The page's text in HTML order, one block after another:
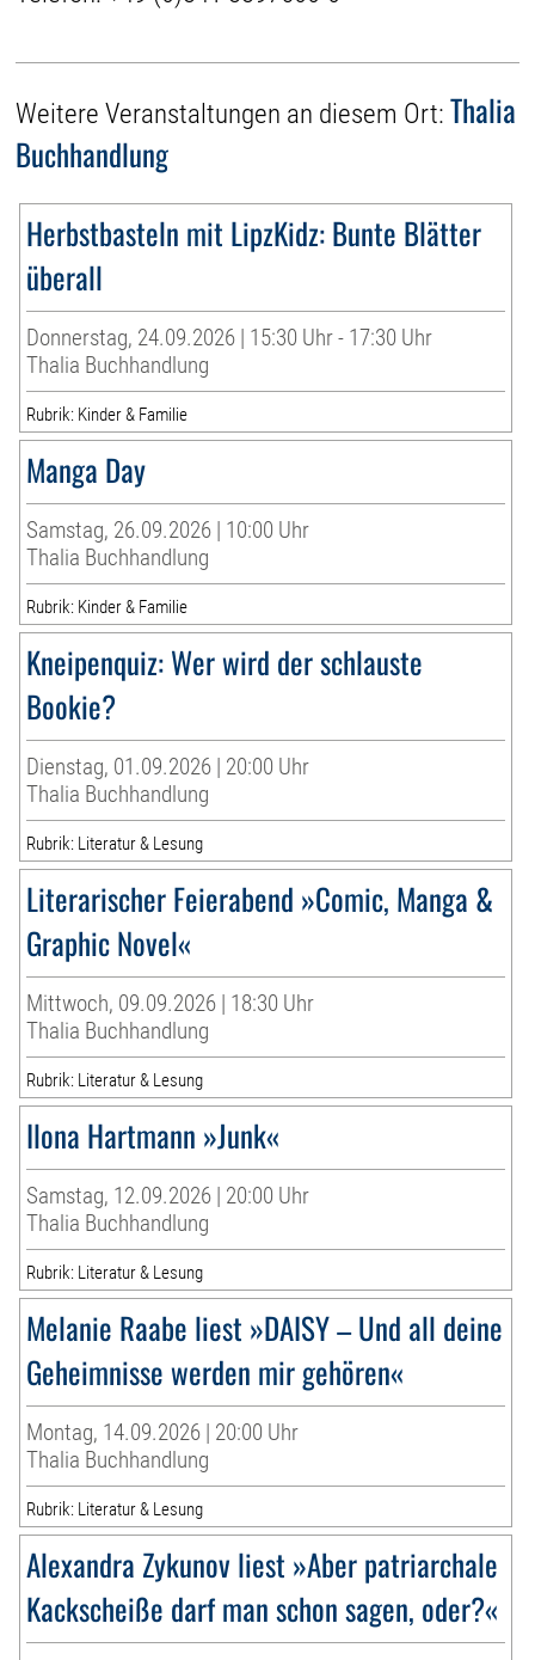
Weitere Veranstaltungen an diesem Ort: Thalia
Buchhandlung
Herbstbasteln mit LipzKidz: Bunte Blätter
überall
Donnerstag, 24.09.2026 | 15:30 Uhr - 17:30 Uhr
Thalia Buchhandlung
Rubrik: Kinder & Familie
Manga Day
Samstag, 26.09.2026 | 10:00 Uhr
Thalia Buchhandlung
Rubrik: Kinder & Familie
Kneipenquiz: Wer wird der schlauste
Bookie?
Dienstag, 01.09.2026 | 20:00 Uhr
Thalia Buchhandlung
Rubrik: Literatur & Lesung
Literarischer Feierabend »Comic, Manga &
Graphic Novel«
Mittwoch, 09.09.2026 | 18:30 Uhr
Thalia Buchhandlung
Rubrik: Literatur & Lesung
Ilona Hartmann »Junk«
Samstag, 12.09.2026 | 20:00 Uhr
Thalia Buchhandlung
Rubrik: Literatur & Lesung
Melanie Raabe liest »DAISY – Und all deine
Geheimnisse werden mir gehören«
Montag, 14.09.2026 | 20:00 Uhr
Thalia Buchhandlung
Rubrik: Literatur & Lesung
Alexandra Zykunov liest »Aber patriarchale
Kackscheiße darf man schon sagen, oder?«